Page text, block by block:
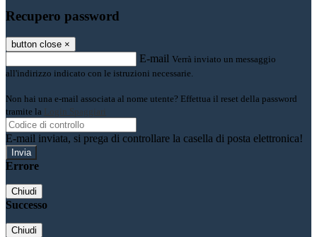
Recupero password
button close ×
E-mail Verrà inviato un messaggio
all'indirizzo indicato con le istruzioni necessarie.
Non hai una e-mail associata al nome utente? Effettua il reset della password
tramite la Login Spaggiari
E-mail inviata, si prega di controllare la casella di posta elettronica!
Errore
Chiudi
Successo
Chiudi